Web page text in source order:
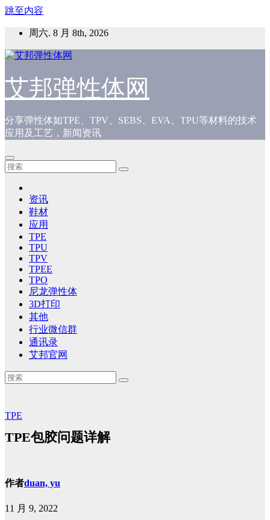
跳至内容
周六. 8 月 8th, 2026
艾邦弹性体网
分享弹性体如TPE、TPV、SEBS、EVA、TPU等材料的技术
应用及工艺，新闻资讯
资讯
鞋材
应用
TPE
TPU
TPV
TPEE
TPO
尼龙弹性体
3D打印
其他
行业微信群
通讯录
艾邦官网
TPE
TPE包胶问题详解
作者duan, yu
11 月 9, 2022